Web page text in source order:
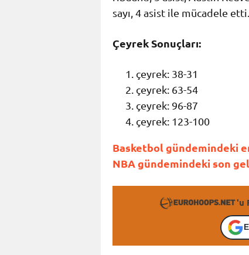
sayı, 4 asist ile mücadele etti.
Çeyrek Sonuçları:
çeyrek: 38-31
çeyrek: 63-54
çeyrek: 96-87
çeyrek: 123-100
Basketbol gündemindeki
NBA gündemindeki son
'u